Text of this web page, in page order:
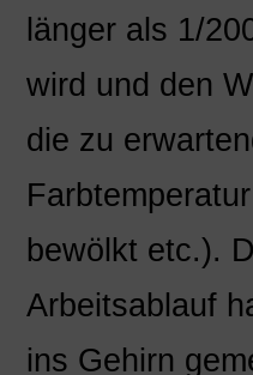
länger als 1/
wird und den
die zu
bewölkt etc.).
Arbeitsablauf
ins Gehirn